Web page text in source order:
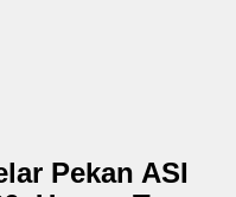
Pekan ASI